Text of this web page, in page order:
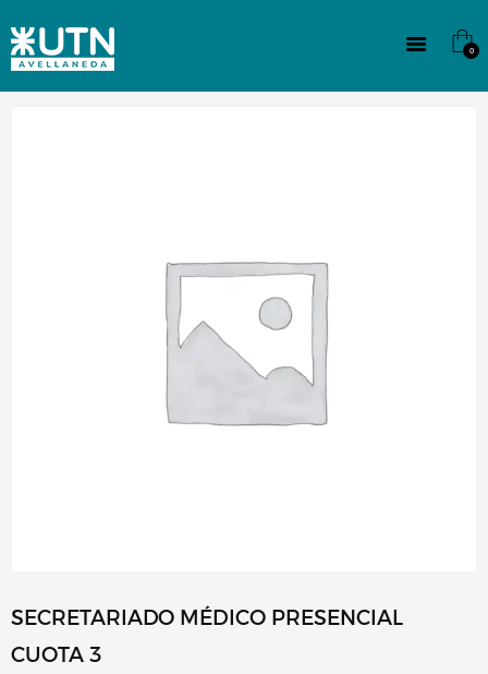
0
CULTURA
SECRETARIADO MÉDICO PRESENCIAL
CUOTA 3